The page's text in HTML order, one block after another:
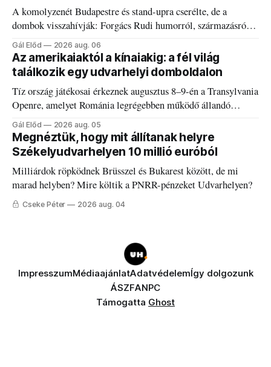
A komolyzenét Budapestre és stand-upra cserélte, de a
dombok visszahívják: Forgács Rudi humorról, származásról
és határokról.
Gál Előd 2026 aug. 06
Az amerikaiaktól a kínaiakig: a fél világ
találkozik egy udvarhelyi domboldalon
Tíz ország játékosai érkeznek augusztus 8–9-én a Transylvania
Openre, amelyet Románia legrégebben működő állandó
discgolfpályáján rendeznek meg.
Gál Előd 2026 aug. 05
Megnéztük, hogy mit állítanak helyre
Székelyudvarhelyen 10 millió euróból
Milliárdok röpködnek Brüsszel és Bukarest között, de mi
marad helyben? Mire költik a PNRR-pénzeket Udvarhelyen?
Cseke Péter 2026 aug. 04
ImpresszumMédiaajánlatAdatvédelemÍgy dolgozunk
ÁSZFANPC
Támogatta Ghost